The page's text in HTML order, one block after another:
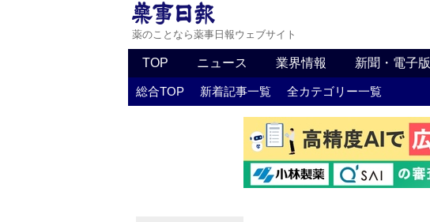
薬のことなら薬事日報ウェブサイト
TOP ニュース 業界情報 新聞・電子版
総合TOP 新着記事一覧 全カテゴリー一覧